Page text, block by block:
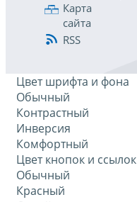
Карта
сайта
RSS
Цвет шрифта и фона
Обычный
Контрастный
Инверсия
Комфортный
Цвет кнопок и ссылок
Обычный
Красный